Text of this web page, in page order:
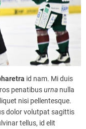
id nam. Mi duis
penatibusurna nulla
nisi pellentesque.
dolor volutpat sagittis
tellus, id elit